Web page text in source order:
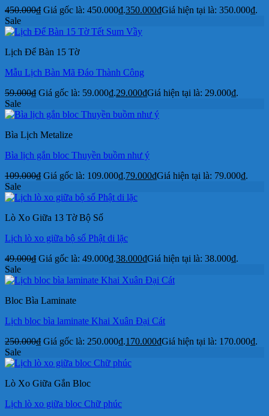
450.000₫ Giá gốc là: 450.000₫.350.000₫Giá hiện tại là: 350.000₫.
Sale
Lịch Để Bàn 15 Tờ
Mẫu Lịch Bàn Mã Đáo Thành Công
59.000₫ Giá gốc là: 59.000₫.29.000₫Giá hiện tại là: 29.000₫.
Sale
Bìa Lịch Metalize
Bìa lịch gắn bloc Thuyền buồm như ý
109.000₫ Giá gốc là: 109.000₫.79.000₫Giá hiện tại là: 79.000₫.
Sale
Lò Xo Giữa 13 Tờ Bộ Số
Lịch lò xo giữa bộ số Phật di lặc
49.000₫ Giá gốc là: 49.000₫.38.000₫Giá hiện tại là: 38.000₫.
Sale
Bloc Bìa Laminate
Lịch bloc bìa laminate Khai Xuân Đại Cát
250.000₫ Giá gốc là: 250.000₫.170.000₫Giá hiện tại là: 170.000₫.
Sale
Lò Xo Giữa Gắn Bloc
Lịch lò xo giữa bloc Chữ phúc